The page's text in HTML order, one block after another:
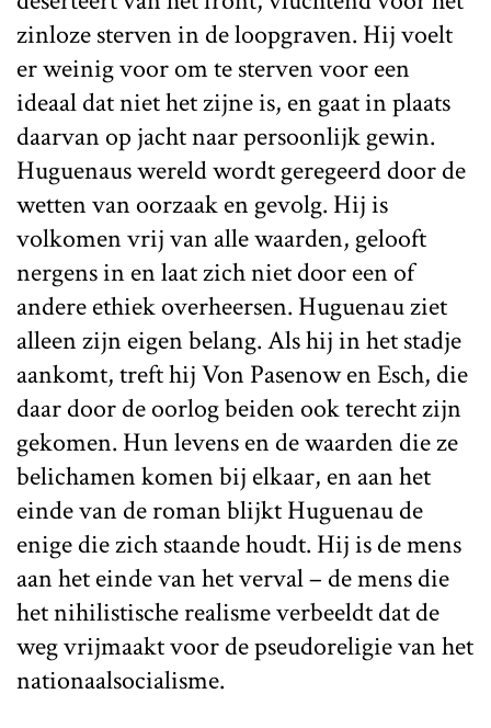
zinloze sterven in de loopgraven. Hij voelt
er weinig voor om te sterven voor een
ideaal dat niet het zijne is, en gaat in plaats
daarvan op jacht naar persoonlijk gewin.
Huguenaus wereld wordt geregeerd door de
wetten van oorzaak en gevolg. Hij is
volkomen vrij van alle waarden, gelooft
nergens in en laat zich niet door een of
andere ethiek overheersen. Huguenau ziet
alleen zijn eigen belang. Als hij in het stadje
aankomt, treft hij Von Pasenow en Esch, die
daar door de oorlog beiden ook terecht zijn
gekomen. Hun levens en de waarden die ze
belichamen komen bij elkaar, en aan het
einde van de roman blijkt Huguenau de
enige die zich staande houdt. Hij is de mens
aan het einde van het verval – de mens die
het nihilistische realisme verbeeldt dat de
weg vrijmaakt voor de pseudoreligie van het
nationaalsocialisme.